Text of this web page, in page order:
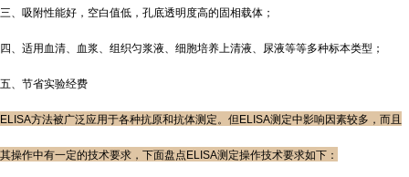
三、吸附性能好，空白值低，孔底透明度高的固相载体；
四、适用血清、血浆、组织匀浆液、细胞培养上清液、尿液等等多种标本类型；
五、节省实验经费
ELISA方法被广泛应用于各种抗原和抗体测定。但ELISA测定中影响因素较多，而且
其操作中有一定的技术要求，下面盘点ELISA测定操作技术要求如下：